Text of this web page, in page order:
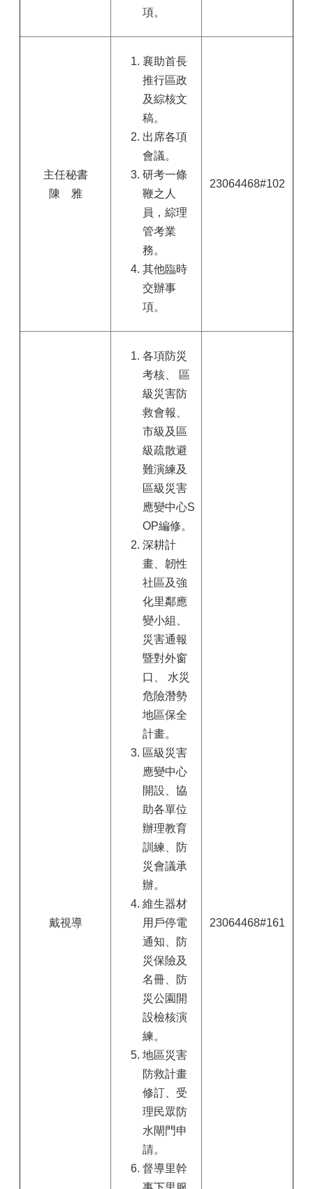
項。
主任秘書
陳 雅
襄助首長
推行區政
及綜核文
稿。
出席各項
會議。
研考一條
鞭之人
員，綜理
管考業
務。
其他臨時
交辦事
項。
23064468#102
戴視導
各項防災
考核、 區
級災害防
救會報、
市級及區
級疏散避
難演練及
區級災害
應變中心S
OP編修。
深耕計
畫、韌性
社區及強
化里鄰應
變小組、
災害通報
暨對外窗
口、 水災
危險潛勢
地區保全
計畫。
區級災害
應變中心
開設、協
助各單位
辦理教育
訓練、防
災會議承
辦。
維生器材
用戶停電
通知、防
災保險及
名冊、防
災公園開
設檢核演
練。
地區災害
防救計畫
修訂、受
理民眾防
水閘門申
請。
督導里幹
23064468#161